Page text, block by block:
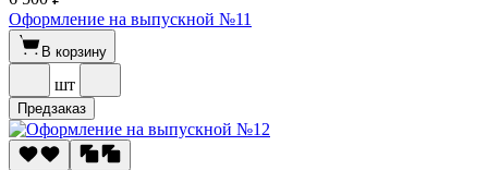
Оформление на выпускной №11
В корзину
шт
Предзаказ